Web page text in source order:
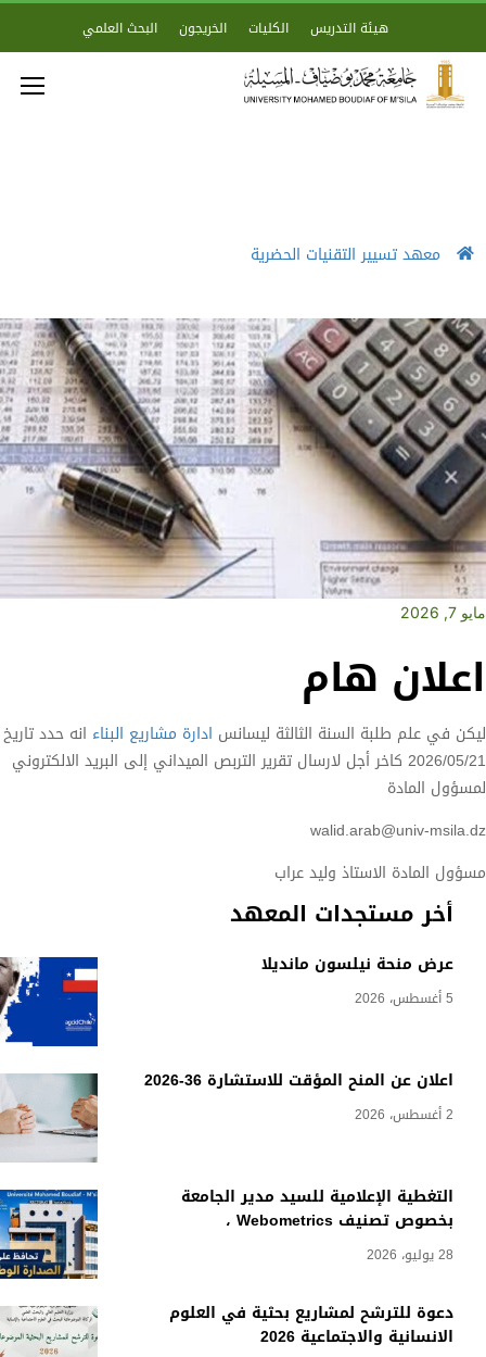
هيئة التدريس الكليات الخريجون البحث العلمي
معهد تسيير التقنيات الحضرية
أخر مستجدات المعهد
عرض منحة نيلسون مانديلا
5 أغسطس، 2026
اعلان عن المنح المؤقت للاستشارة 36-2026
2 أغسطس، 2026
التغطية الإعلامية للسيد مدير الجامعة
بخصوص تصنيف Webometrics ،
28 يوليو، 2026
دعوة للترشح لمشاريع بحثية في العلوم
الانسانية والاجتماعية 2026
مايو 7, 2026
اعلان هام
ليكن في علم طلبة السنة الثالثة ليسانس ادارة مشاريع البناء انه حدد تاريخ
2026/05/21 كاخر أجل لارسال تقرير التربص الميداني إلى البريد الالكتروني
لمسؤول المادة
walid.arab@univ-msila.dz
مسؤول المادة الاستاذ وليد عراب